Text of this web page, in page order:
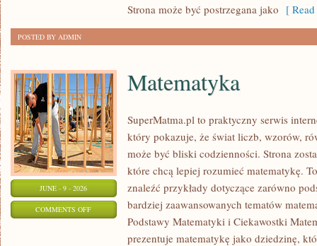
Strona może być postrzegana jako [
POSTED BY ADMIN
JUNE - 9 - 2026
COMMENTS OFFON
MATEMATYKA
Matematyka
SuperMatma.pl to praktyczny serwis
który pokazuje, że świat liczb, wzorów,
może być bliski codzienności. Strona
które chcą lepiej rozumieć matematykę.
znaleźć przykłady dotyczące zarówno
bardziej zaawansowanych tematów
Podstawy Matematyki i Ciekawostki
prezentuje matematykę jako dziedzinę,